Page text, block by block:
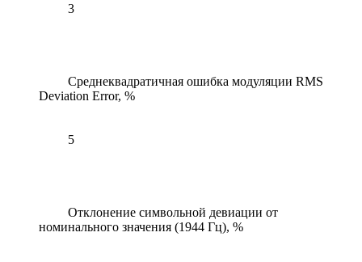
3
Среднеквадратичная ошибка модуляции RMS
Deviation Error, %
5
Отклонение символьной девиации от
номинального значения (1944 Гц), %